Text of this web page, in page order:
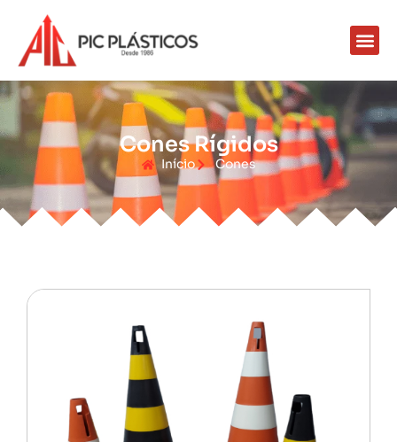
Cones Rígidos
Início Cones